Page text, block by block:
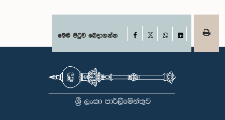
මෙම පිටුව බෙදාගන්න Facebook
WhatsAppLinkedIn